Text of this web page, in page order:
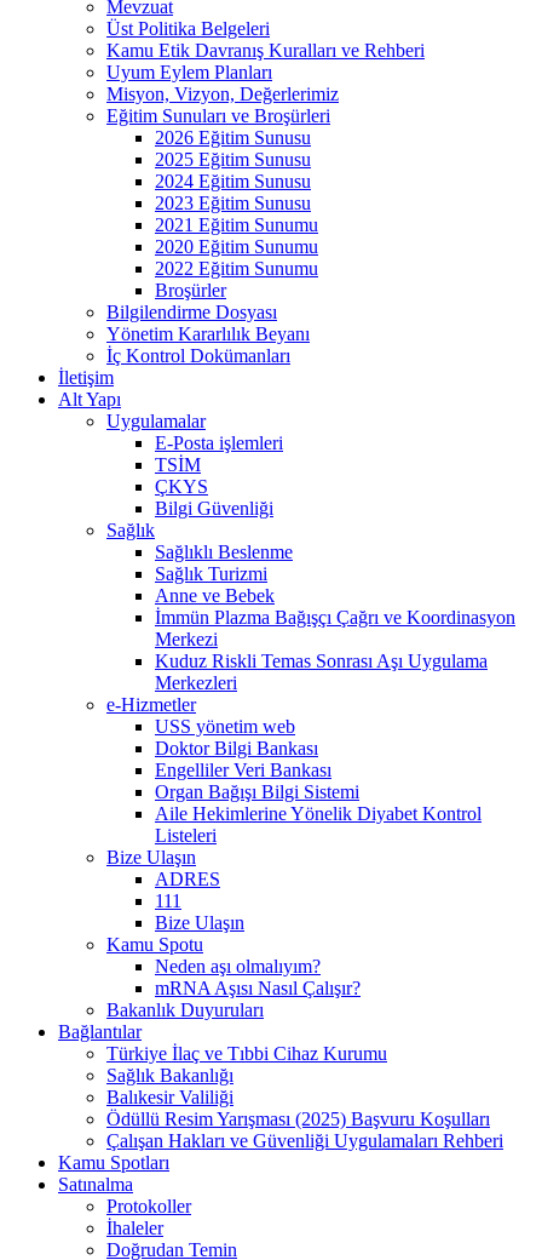
Mevzuat
Üst Politika Belgeleri
Kamu Etik Davranış Kuralları ve Rehberi
Uyum Eylem Planları
Misyon, Vizyon, Değerlerimiz
Eğitim Sunuları ve Broşürleri
2026 Eğitim Sunusu
2025 Eğitim Sunusu
2024 Eğitim Sunusu
2023 Eğitim Sunusu
2021 Eğitim Sunumu
2020 Eğitim Sunumu
2022 Eğitim Sunumu
Broşürler
Bilgilendirme Dosyası
Yönetim Kararlılık Beyanı
İç Kontrol Dokümanları
İletişim
Alt Yapı
Uygulamalar
E-Posta işlemleri
TSİM
ÇKYS
Bilgi Güvenliği
Sağlık
Sağlıklı Beslenme
Sağlık Turizmi
Anne ve Bebek
İmmün Plazma Bağışçı Çağrı ve Koordinasyon
Merkezi
Kuduz Riskli Temas Sonrası Aşı Uygulama
Merkezleri
e-Hizmetler
USS yönetim web
Doktor Bilgi Bankası
Engelliler Veri Bankası
Organ Bağışı Bilgi Sistemi
Aile Hekimlerine Yönelik Diyabet Kontrol
Listeleri
Bize Ulaşın
ADRES
111
Bize Ulaşın
Kamu Spotu
Neden aşı olmalıyım?
mRNA Aşısı Nasıl Çalışır?
Bakanlık Duyuruları
Bağlantılar
Türkiye İlaç ve Tıbbi Cihaz Kurumu
Sağlık Bakanlığı
Balıkesir Valiliği
Ödüllü Resim Yarışması (2025) Başvuru Koşulları
Çalışan Hakları ve Güvenliği Uygulamaları Rehberi
Kamu Spotları
Satınalma
Protokoller
İhaleler
Doğrudan Temin